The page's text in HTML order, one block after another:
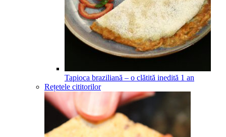
Tapioca braziliană – o clătită inedită 1 an
Rețetele cititorilor